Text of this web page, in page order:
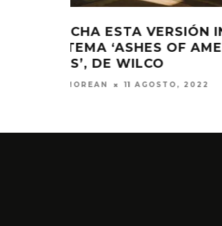
GANG OF YOUTHS
ÁLBUM Y
GARDEN’
ESTEFANÍA MARTÍNEZ 11